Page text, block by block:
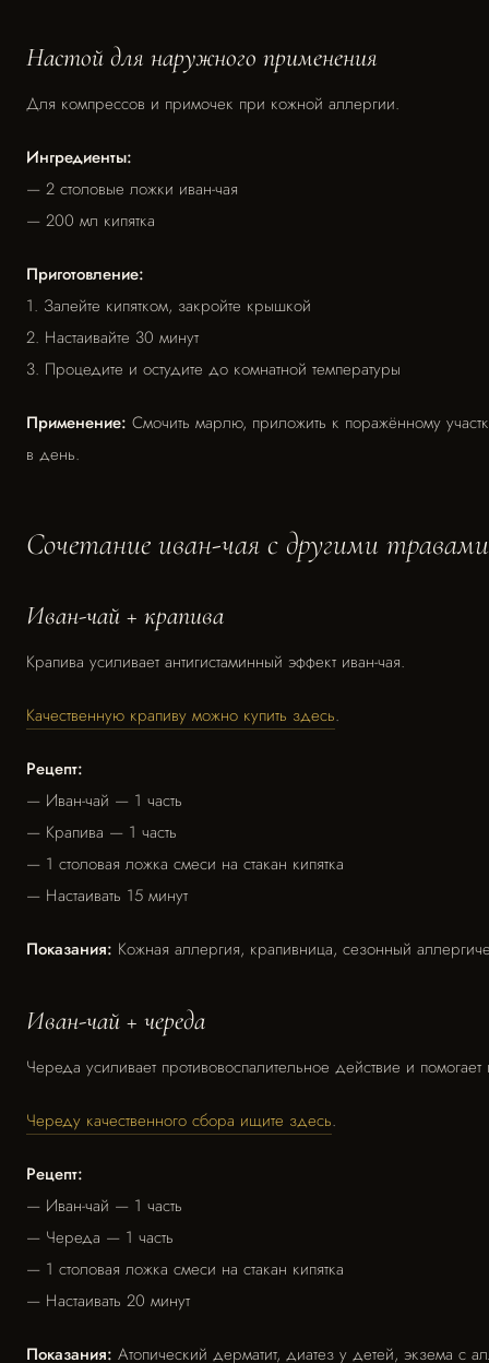
Настой для наружного применения
Для компрессов и примочек при кожной аллергии.
Ингредиенты:
— 2 столовые ложки иван-чая
— 200 мл кипятка
Приготовление:
1. Залейте кипятком, закройте крышкой
2. Настаивайте 30 минут
3. Процедите и остудите до комнатной температуры
Применение: Смочить марлю, приложить к поражённому
в день.
Сочетание иван-чая с другими травами
Иван-чай + крапива
Крапива усиливает антигистаминный эффект иван-чая.
Качественную крапиву можно купить здесь.
Рецепт:
— Иван-чай — 1 часть
— Крапива — 1 часть
— 1 столовая ложка смеси на стакан кипятка
— Настаивать 15 минут
Показания: Кожная аллергия, крапивница, сезонный
Иван-чай + череда
Череда усиливает противовоспалительное действие и
Череду качественного сбора ищите здесь.
Рецепт:
— Иван-чай — 1 часть
— Череда — 1 часть
— 1 столовая ложка смеси на стакан кипятка
— Настаивать 20 минут
Показания: Атопический дерматит, диатез у детей, экзема с